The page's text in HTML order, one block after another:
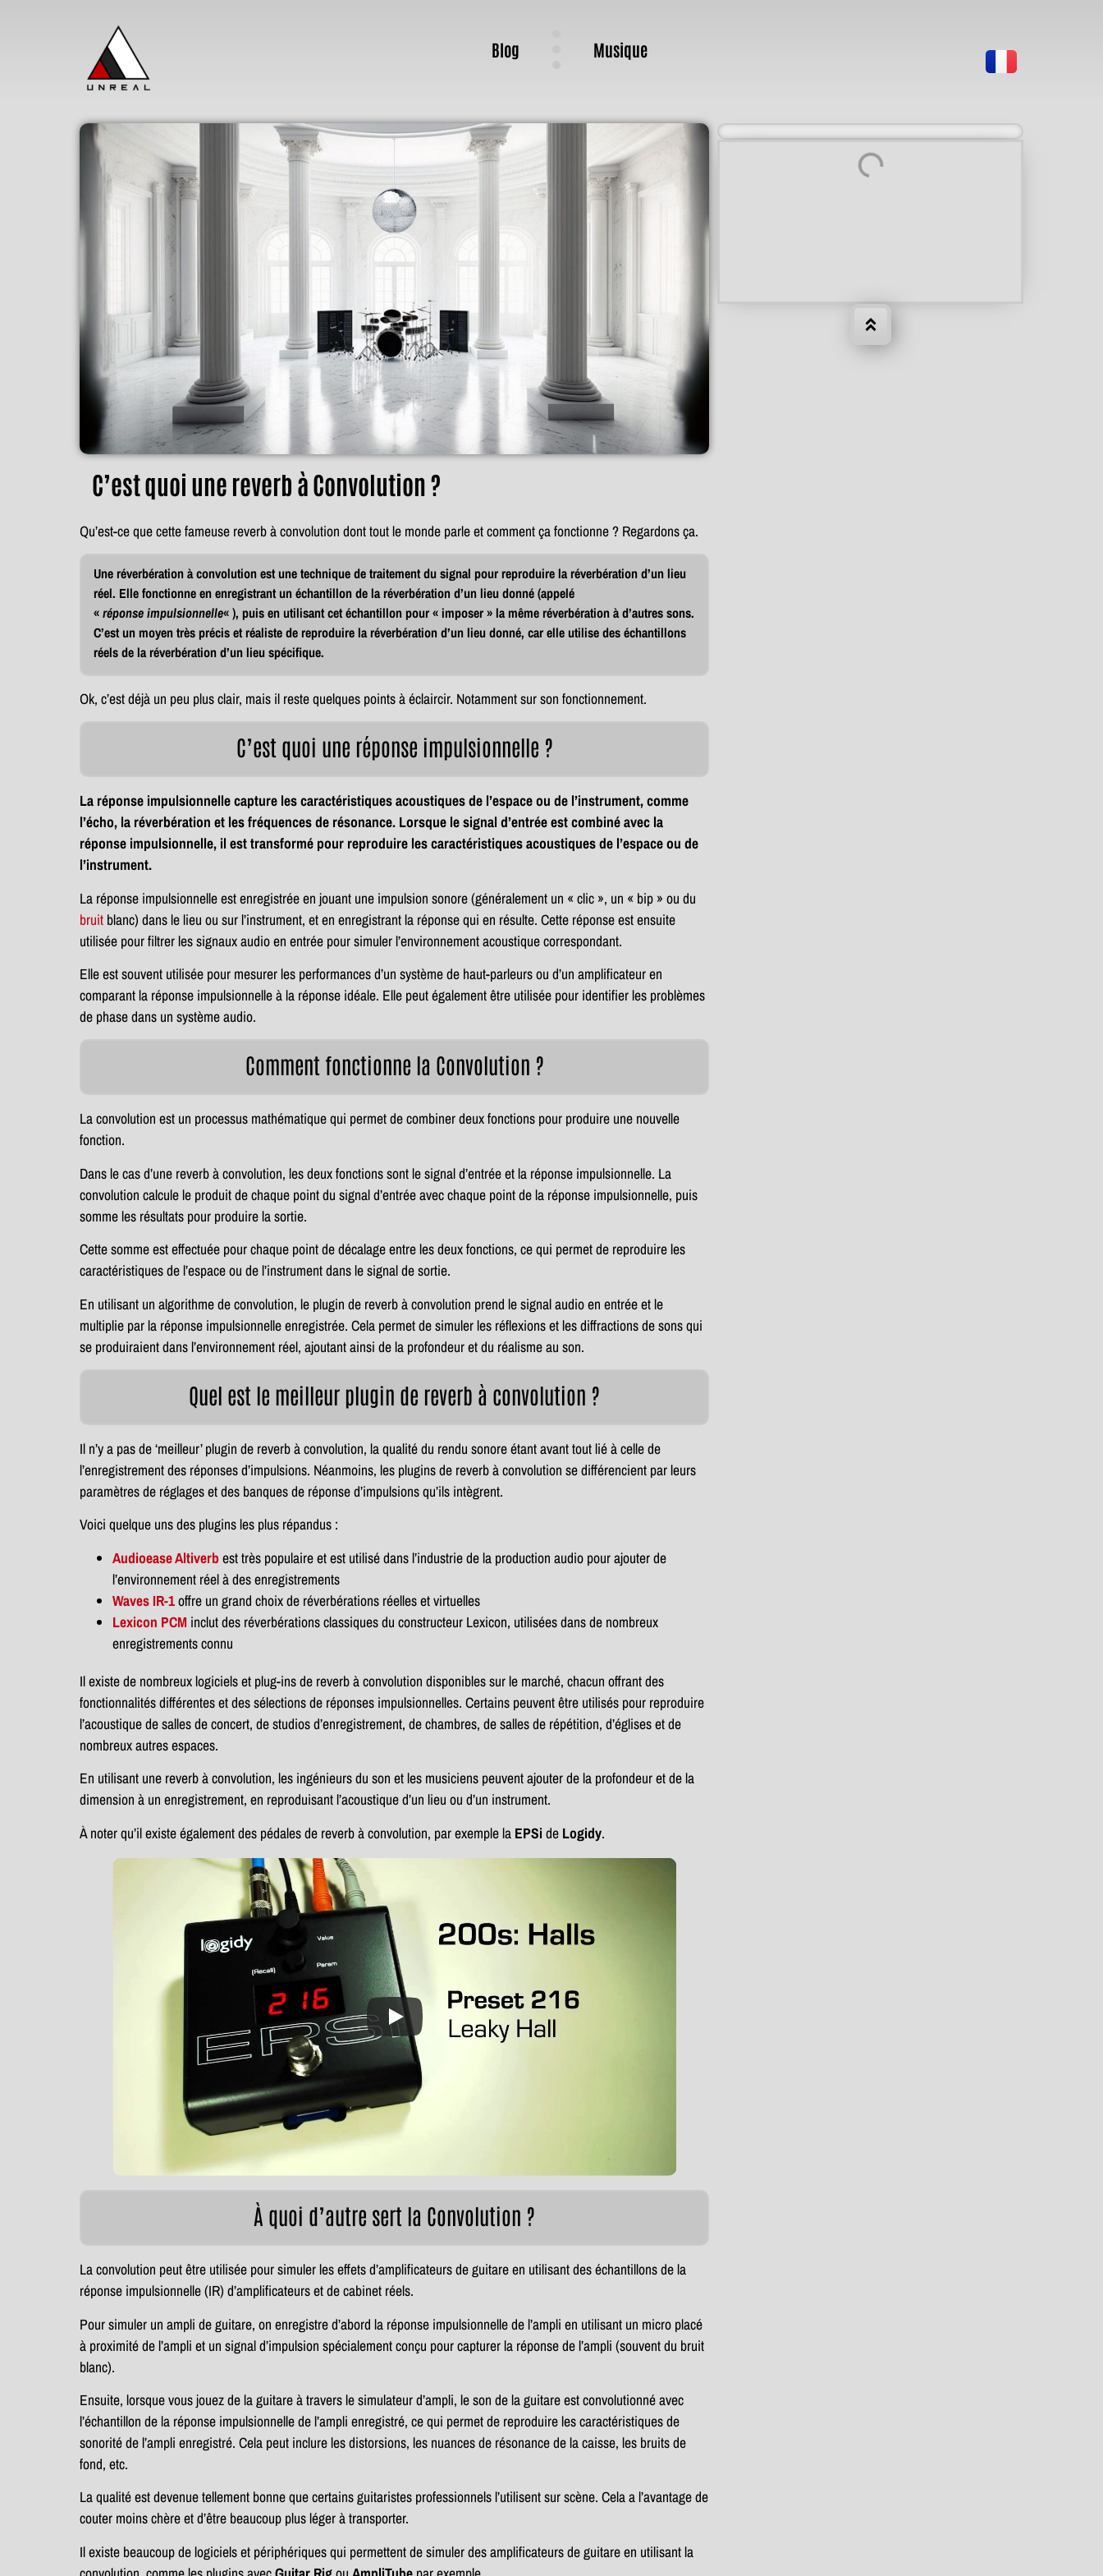
Blog Musique
C’est quoi une reverb à Convolution ?
Qu’est-ce que cette fameuse reverb à convolution dont tout le monde parle et comment ça fonctionne ? Regardons ça.
Une réverbération à convolution est une technique de traitement du signal pour reproduire la réverbération d’un lieu
réel. Elle fonctionne en enregistrant un échantillon de la réverbération d’un lieu donné (appelé
«réponseimpulsionnelle« ), puis en utilisant cet échantillon pour « imposer » la même réverbération à d’autres sons.
C’est un moyen très précis et réaliste de reproduire la réverbération d’un lieu donné, car elle utilise des échantillons
réels de la réverbération d’un lieu spécifique.
Ok, c’est déjà un peu plus clair, mais il reste quelques points à éclaircir. Notamment sur son fonctionnement.
C’est quoi une réponse impulsionnelle ?
La réponse impulsionnelle capture les caractéristiques acoustiques de l’espace ou de l’instrument, comme
l’écho, la réverbération et les fréquences de résonance. Lorsque le signal d’entrée est combiné avec la
réponse impulsionnelle, il est transformé pour reproduire les caractéristiques acoustiques de l’espace ou de
l’instrument.
La réponse impulsionnelle est enregistrée en jouant une impulsion sonore (généralement un « clic », un « bip » ou du
bruit blanc) dans le lieu ou sur l’instrument, et en enregistrant la réponse qui en résulte. Cette réponse est ensuite
utilisée pour filtrer les signaux audio en entrée pour simuler l’environnement acoustique correspondant.
Elle est souvent utilisée pour mesurer les performances d’un système de haut-parleurs ou d’un amplificateur en
comparant la réponse impulsionnelle à la réponse idéale. Elle peut également être utilisée pour identifier les problèmes
de phase dans un système audio.
Comment fonctionne la Convolution ?
La convolution est un processus mathématique qui permet de combiner deux fonctions pour produire une nouvelle
fonction.
Dans le cas d’une reverb à convolution, les deux fonctions sont le signal d’entrée et la réponse impulsionnelle. La
convolution calcule le produit de chaque point du signal d’entrée avec chaque point de la réponse impulsionnelle, puis
somme les résultats pour produire la sortie.
Cette somme est effectuée pour chaque point de décalage entre les deux fonctions, ce qui permet de reproduire les
caractéristiques de l’espace ou de l’instrument dans le signal de sortie.
En utilisant un algorithme de convolution, le plugin de reverb à convolution prend le signal audio en entrée et le
multiplie par la réponse impulsionnelle enregistrée. Cela permet de simuler les réflexions et les diffractions de sons qui
se produiraient dans l’environnement réel, ajoutant ainsi de la profondeur et du réalisme au son.
Quel est le meilleur plugin de reverb à convolution ?
Il n’y a pas de ‘meilleur’ plugin de reverb à convolution, la qualité du rendu sonore étant avant tout lié à celle de
l’enregistrement des réponses d’impulsions. Néanmoins, les plugins de reverb à convolution se différencient par leurs
paramètres de réglages et des banques de réponse d’impulsions qu’ils intègrent.
Voici quelque uns des plugins les plus répandus :
Audioease Altiverb est très populaire et est utilisé dans l’industrie de la production audio pour ajouter de
l’environnement réel à des enregistrements
Waves IR-1offre un grand choix de réverbérations réelles et virtuelles
Lexicon PCM inclut des réverbérations classiques du constructeur Lexicon, utilisées dans de nombreux
enregistrements connu
Il existe de nombreux logiciels et plug-ins de reverb à convolution disponibles sur le marché, chacun offrant des
fonctionnalités différentes et des sélections de réponses impulsionnelles. Certains peuvent être utilisés pour reproduire
l’acoustique de salles de concert, de studios d’enregistrement, de chambres, de salles de répétition, d’églises et de
nombreux autres espaces.
En utilisant une reverb à convolution, les ingénieurs du son et les musiciens peuvent ajouter de la profondeur et de la
dimension à un enregistrement, en reproduisant l’acoustique d’un lieu ou d’un instrument.
À noter qu’il existe également des pédales de reverb à convolution, par exemple la EPSi de Logidy.
À quoi d’autre sert la Convolution ?
La convolution peut être utilisée pour simuler les effets d’amplificateurs de guitare en utilisant des échantillons de la
réponse impulsionnelle (IR) d’amplificateurs et de cabinet réels.
Pour simuler un ampli de guitare, on enregistre d’abord la réponse impulsionnelle de l’ampli en utilisant un micro placé
à proximité de l’ampli et un signal d’impulsion spécialement conçu pour capturer la réponse de l’ampli (souvent du bruit
blanc).
Ensuite, lorsque vous jouez de la guitare à travers le simulateur d’ampli, le son de la guitare est convolutionné avec
l’échantillon de la réponse impulsionnelle de l’ampli enregistré, ce qui permet de reproduire les caractéristiques de
sonorité de l’ampli enregistré. Cela peut inclure les distorsions, les nuances de résonance de la caisse, les bruits de
fond, etc.
La qualité est devenue tellement bonne que certains guitaristes professionnels l’utilisent sur scène. Cela a l’avantage de
couter moins chère et d’être beaucoup plus léger à transporter.
Il existe beaucoup de logiciels et périphériques qui permettent de simuler des amplificateurs de guitare en utilisant la